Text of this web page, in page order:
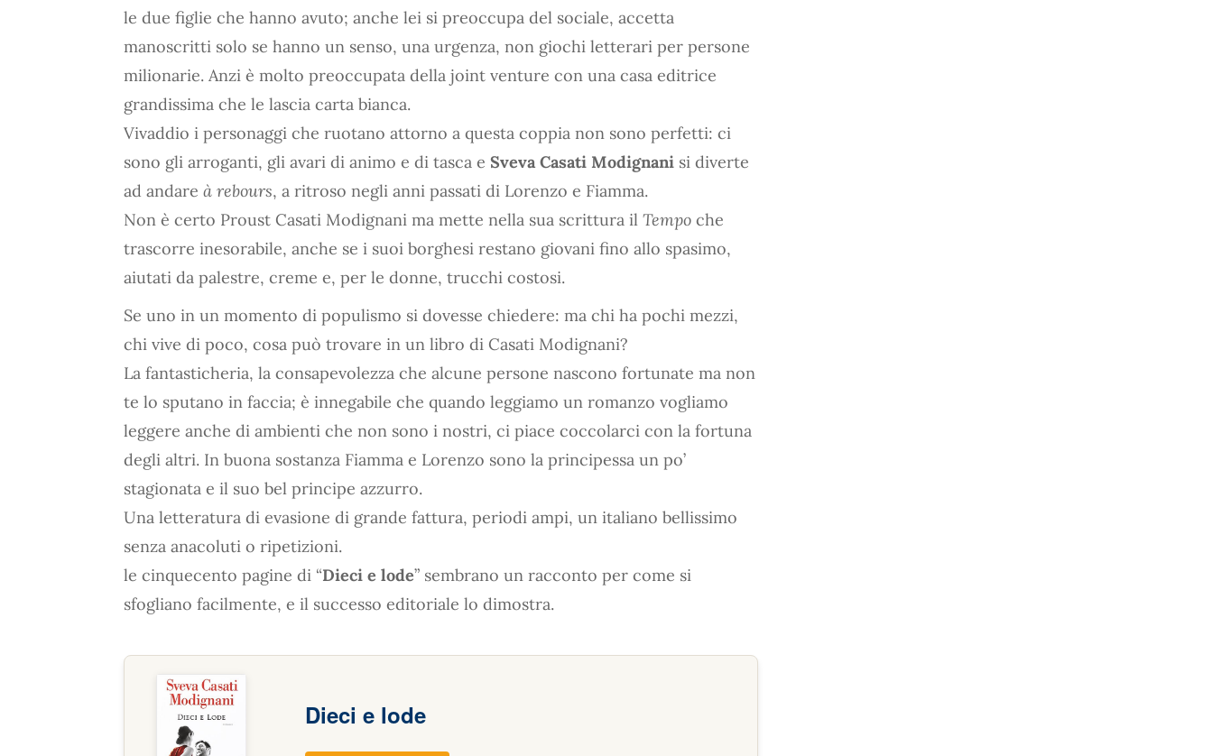
le due figlie che hanno avuto; anche lei si preoccupa del sociale, accetta
manoscritti solo se hanno un senso, una urgenza, non giochi letterari per persone
milionarie. Anzi è molto preoccupata della joint venture con una casa editrice
grandissima che le lascia carta bianca.
Vivaddio i personaggi che ruotano attorno a questa coppia non sono perfetti: ci
sono gli arroganti, gli avari di animo e di tasca e Sveva Casati Modignani si diverte
ad andare à rebours, a ritroso negli anni passati di Lorenzo e Fiamma.
Non è certo Proust Casati Modignani ma mette nella sua scrittura il Tempo che
trascorre inesorabile, anche se i suoi borghesi restano giovani fino allo spasimo,
aiutati da palestre, creme e, per le donne, trucchi costosi.
Se uno in un momento di populismo si dovesse chiedere: ma chi ha pochi mezzi,
chi vive di poco, cosa può trovare in un libro di Casati Modignani?
La fantasticheria, la consapevolezza che alcune persone nascono fortunate ma non
te lo sputano in faccia; è innegabile che quando leggiamo un romanzo vogliamo
leggere anche di ambienti che non sono i nostri, ci piace coccolarci con la fortuna
degli altri. In buona sostanza Fiamma e Lorenzo sono la principessa un po’
stagionata e il suo bel principe azzurro.
Una letteratura di evasione di grande fattura, periodi ampi, un italiano bellissimo
senza anacoluti o ripetizioni.
le cinquecento pagine di “Dieci e lode” sembrano un racconto per come si
sfogliano facilmente, e il successo editoriale lo dimostra.
Dieci e lode